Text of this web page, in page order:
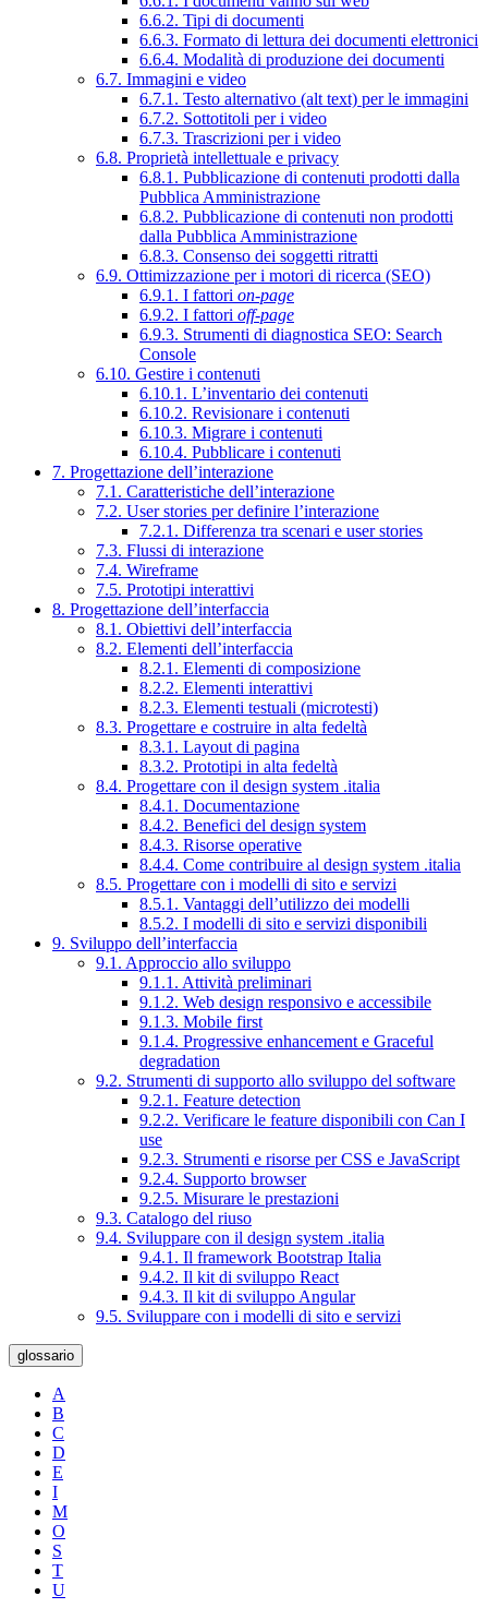
6.6.2. Tipi di documenti
6.6.3. Formato di lettura dei documenti elettronici
6.6.4. Modalità di produzione dei documenti
6.7. Immagini e video
6.7.1. Testo alternativo (alt text) per le immagini
6.7.2. Sottotitoli per i video
6.7.3. Trascrizioni per i video
6.8. Proprietà intellettuale e privacy
6.8.1. Pubblicazione di contenuti prodotti dalla
Pubblica Amministrazione
6.8.2. Pubblicazione di contenuti non prodotti
dalla Pubblica Amministrazione
6.8.3. Consenso dei soggetti ritratti
6.9. Ottimizzazione per i motori di ricerca (SEO)
6.9.1. I fattori on-page
6.9.2. I fattori off-page
6.9.3. Strumenti di diagnostica SEO: Search
Console
6.10. Gestire i contenuti
6.10.1. L’inventario dei contenuti
6.10.2. Revisionare i contenuti
6.10.3. Migrare i contenuti
6.10.4. Pubblicare i contenuti
7. Progettazione dell’interazione
7.1. Caratteristiche dell’interazione
7.2. User stories per definire l’interazione
7.2.1. Differenza tra scenari e user stories
7.3. Flussi di interazione
7.4. Wireframe
7.5. Prototipi interattivi
8. Progettazione dell’interfaccia
8.1. Obiettivi dell’interfaccia
8.2. Elementi dell’interfaccia
8.2.1. Elementi di composizione
8.2.2. Elementi interattivi
8.2.3. Elementi testuali (microtesti)
8.3. Progettare e costruire in alta fedeltà
8.3.1. Layout di pagina
8.3.2. Prototipi in alta fedeltà
8.4. Progettare con il design system .italia
8.4.1. Documentazione
8.4.2. Benefici del design system
8.4.3. Risorse operative
8.4.4. Come contribuire al design system .italia
8.5. Progettare con i modelli di sito e servizi
8.5.1. Vantaggi dell’utilizzo dei modelli
8.5.2. I modelli di sito e servizi disponibili
9. Sviluppo dell’interfaccia
9.1. Approccio allo sviluppo
9.1.1. Attività preliminari
9.1.2. Web design responsivo e accessibile
9.1.3. Mobile first
9.1.4. Progressive enhancement e Graceful
degradation
9.2. Strumenti di supporto allo sviluppo del software
9.2.1. Feature detection
9.2.2. Verificare le feature disponibili con Can I
use
9.2.3. Strumenti e risorse per CSS e JavaScript
9.2.4. Supporto browser
9.2.5. Misurare le prestazioni
9.3. Catalogo del riuso
9.4. Sviluppare con il design system .italia
9.4.1. Il framework Bootstrap Italia
9.4.2. Il kit di sviluppo React
9.4.3. Il kit di sviluppo Angular
9.5. Sviluppare con i modelli di sito e servizi
glossario
A
B
C
D
E
I
M
O
S
T
U